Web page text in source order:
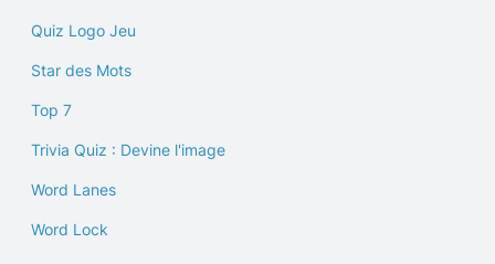
Quiz Logo Jeu
Star des Mots
Top 7
Trivia Quiz : Devine l'image
Word Lanes
Word Lock